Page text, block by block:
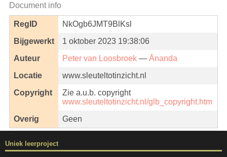
Document info
RegID
NkOgb6JMT9BlKsl
Bijgewerkt
1 oktober 2023 19:38:06
Auteur
Peter van Loosbroek— Ānanda
Locatie
www.sleuteltotinzicht.nl
Copyright
Zie a.u.b. copyright
www.sleuteltotinzicht.nl/glb_copyright.htm
Overig
Geen
Uniek leerproject